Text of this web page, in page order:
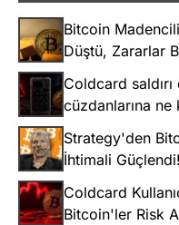
Bitcoin
Düştü, Zararlar
Coldcard saldırı
cüzdanlarına
Strategy'den
İhtimali Güçlendi!
Coldcard
Bitcoin'ler Risk